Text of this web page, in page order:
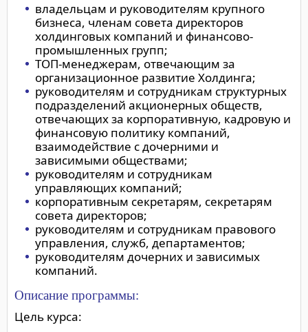
владельцам и руководителям крупного
бизнеса, членам совета директоров
холдинговых компаний и финансово-
промышленных групп;
ТОП-менеджерам, отвечающим за
организационное развитие Холдинга;
руководителям и сотрудникам структурных
подразделений акционерных обществ,
отвечающих за корпоративную, кадровую и
финансовую политику компаний,
взаимодействие с дочерними и
зависимыми обществами;
руководителям и сотрудникам
управляющих компаний;
корпоративным секретарям, секретарям
совета директоров;
руководителям и сотрудникам правового
управления, служб, департаментов;
руководителям дочерних и зависимых
компаний.
Описание программы:
Цель курса: